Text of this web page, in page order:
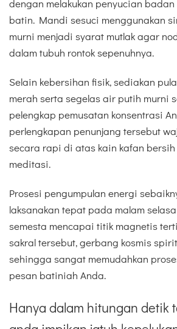
dengan melakukan penyucian
batin. Mandi sesuci menggunakan
murni menjadi syarat mutlak agar
dalam tubuh rontok sepenuhnya.
Selain kebersihan fisik, sediakan
merah serta segelas air putih murni
pelengkap pemusatan konsentrasi
perlengkapan penunjang tersebut
secara rapi di atas kain kafan
meditasi.
Prosesi pengumpulan energi
laksanakan tepat pada malam
semesta mencapai titik magnetis
sakral tersebut, gerbang kosmis
sehingga sangat memudahkan
pesan batiniah Anda.
Hanya dalam hitungan detik